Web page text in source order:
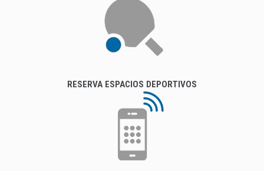
RESERVA ESPACIOS DEPORTIVOS